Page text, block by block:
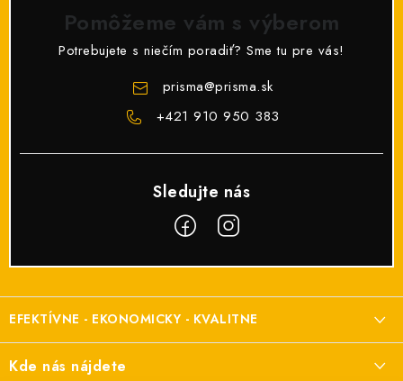
Pomôžeme vám s výberom
Potrebujete s niečím poradiť? Sme tu pre vás!
prisma@prisma.sk
+421 910 950 383
á
p
ä
EFEKTÍVNE - EKONOMICKY - KVALITNE
a elektroinštalácie
Kde nás nájdete